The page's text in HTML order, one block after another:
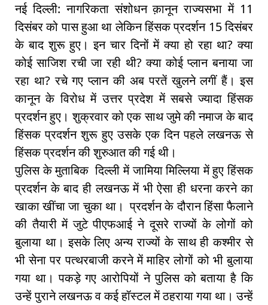
नई दिल्ली: नागरिकता संशोधन क़ानून राज्यसभा में 11
दिसंबर को पास हुआ था लेकिन हिंसक प्रदर्शन 15 दिसंबर
के बाद शुरू हुए। इन चार दिनों में क्या हो रहा था? क्या
कोई साजिश रची जा रही थी? क्या कोई प्लान बनाया जा
रहा था? रचे गए प्लान की अब परतें खुलने लगीं हैं। इस
कानून के विरोध में उत्तर प्रदेश में सबसे ज्यादा हिंसक
प्रदर्शन हुए। शुक्रवार को एक साथ जुमे की नमाज के बाद
हिंसक प्रदर्शन शुरू हुए उसके एक दिन पहले लखनऊ से
हिंसक प्रदर्शन की शुरुआत की गई थी।
पुलिस के मुताबिक दिल्ली में जामिया मिल्लिया में हुए हिंसक
प्रदर्शन के बाद ही लखनऊ में भी ऐसा ही धरना करने का
खाका खींचा जा चुका था। प्रदर्शन के दौरान हिंसा फैलाने
की तैयारी में जुटे पीएफआई ने दूसरे राज्यों के लोगों को
बुलाया था। इसके लिए अन्य राज्यों के साथ ही कश्मीर से
भी सेना पर पत्थरबाजी करने में माहिर लोगों को भी बुलाया
गया था। पकड़े गए आरोपियों ने पुलिस को बताया है कि
उन्हें पुराने लखनऊ व कई हॉस्टल में ठहराया गया था। उन्हें